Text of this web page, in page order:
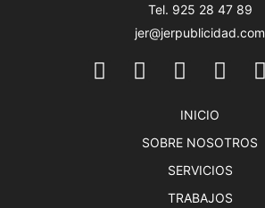
Tel. 925 28 47 89
jer@jerpublicidad.com
INICIO
SOBRE NOSOTROS
SERVICIOS
TRABAJOS